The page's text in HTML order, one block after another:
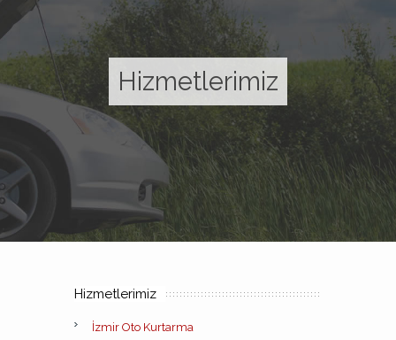
Hizmetlerimiz
Hizmetlerimiz
İzmir Oto Kurtarma